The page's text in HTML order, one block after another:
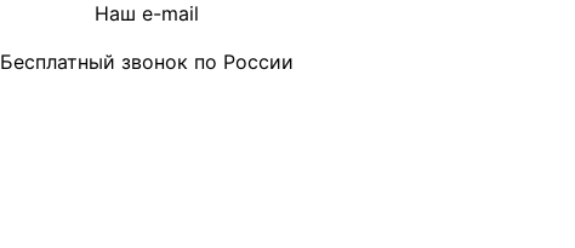
Наш e-mail
Бесплатный звонок по России